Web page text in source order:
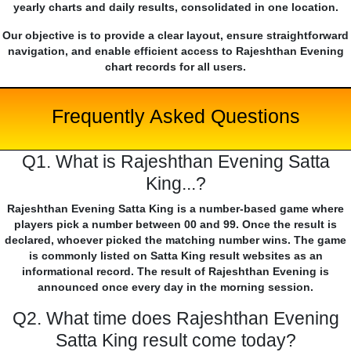
yearly charts and daily results, consolidated in one location.
Our objective is to provide a clear layout, ensure straightforward
navigation, and enable efficient access to Rajeshthan Evening
chart records for all users.
Frequently Asked Questions
Q1. What is Rajeshthan Evening Satta
King...?
Rajeshthan Evening Satta King is a number-based game where
players pick a number between 00 and 99. Once the result is
declared, whoever picked the matching number wins. The game
is commonly listed on Satta King result websites as an
informational record. The result of Rajeshthan Evening is
announced once every day in the morning session.
Q2. What time does Rajeshthan Evening
Satta King result come today?